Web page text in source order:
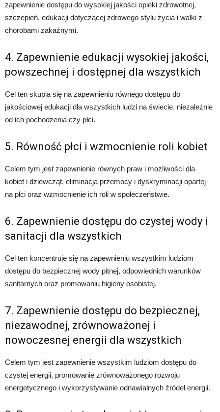
zapewnienie dostępu do wysokiej jakości opieki zdrowotnej,
szczepień, edukacji dotyczącej zdrowego stylu życia i walki z
chorobami zakaźnymi.
4. Zapewnienie edukacji wysokiej jakości,
powszechnej i dostępnej dla wszystkich
Cel ten skupia się na zapewnieniu równego dostępu do
jakościowej edukacji dla wszystkich ludzi na świecie, niezależnie
od ich pochodzenia czy płci.
5. Równość płci i wzmocnienie roli kobiet
Celem tym jest zapewnienie równych praw i możliwości dla
kobiet i dziewcząt, eliminacja przemocy i dyskryminacji opartej
na płci oraz wzmocnienie ich roli w społeczeństwie.
6. Zapewnienie dostępu do czystej wody i
sanitacji dla wszystkich
Cel ten koncentruje się na zapewnieniu wszystkim ludziom
dostępu do bezpiecznej wody pitnej, odpowiednich warunków
sanitarnych oraz promowaniu higieny osobistej.
7. Zapewnienie dostępu do bezpiecznej,
niezawodnej, zrównoważonej i
nowoczesnej energii dla wszystkich
Celem tym jest zapewnienie wszystkim ludziom dostępu do
czystej energii, promowanie zrównoważonego rozwoju
energetycznego i wykorzystywanie odnawialnych źródeł energii.